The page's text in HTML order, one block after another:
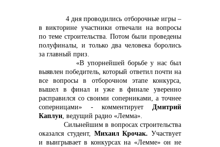
Контакты
+7 (423) 234 50 50
info@vostokcement.ru
4 дня проводились отборочные игры –
в викторине участники отвечали на вопросы
по теме строительства. Потом были проведены
полуфиналы, и только два человека боролись
за главный приз.
«В упорнейшей борьбе у нас был
выявлен победитель, который ответил почти на
все вопросы в отборочном этапе конкурса,
вышел в финал и уже в финале уверенно
расправился со своими соперниками, а точнее
соперницами» - комментирует Дмитрий
Каплун, ведущий радио «Лемма».
Сильнейшим в вопросах строительства
оказался студент, Михаил Крочак. Участвует
и выигрывает в конкурсах на «Лемме» он не